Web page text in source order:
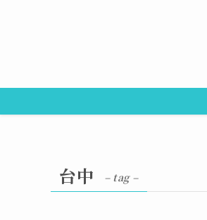
台中 – tag –